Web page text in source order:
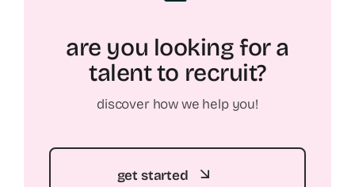
are you looking for a
talent to recruit?
discover how we help you!
get started